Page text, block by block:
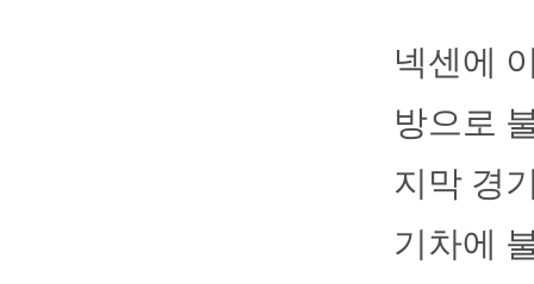
넥센에
방으로
지막 경
기차에